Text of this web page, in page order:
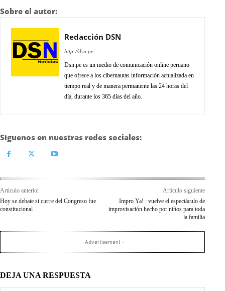
Sobre el autor:
Redacción DSN
http://dsn.pe
Dsn.pe es un medio de comunicación online peruano
que ofrece a los cibernautas información actualizada en
tiempo real y de manera permanente las 24 horas del
día, durante los 365 días del año.
Síguenos en nuestras redes sociales:
Artículo anterior
Hoy se debate si cierre del Congreso fue
constitucional
Artículo siguiente
Impro Ya! : vuelve el espectáculo de
improvisación hecho por niños para toda
la familia
- Advertisement -
DEJA UNA RESPUESTA